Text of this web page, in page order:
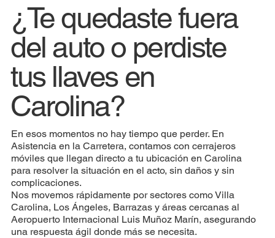
¿Te quedaste fuera
del auto o perdiste
tus llaves en
Carolina?
En esos momentos no hay tiempo que perder. En
Asistencia en la Carretera, contamos con cerrajeros
móviles que llegan directo a tu ubicación en Carolina
para resolver la situación en el acto, sin daños y sin
complicaciones.
Nos movemos rápidamente por sectores como Villa
Carolina, Los Ángeles, Barrazas y áreas cercanas al
Aeropuerto Internacional Luis Muñoz Marín, asegurando
una respuesta ágil donde más se necesita.